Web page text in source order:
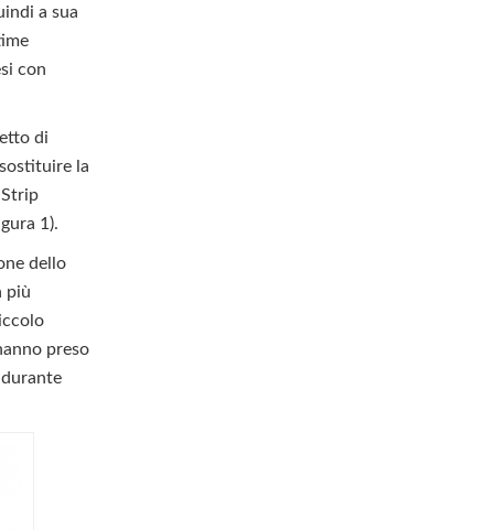
a sua
con
di
la
Strip
1).
dello
più
preso